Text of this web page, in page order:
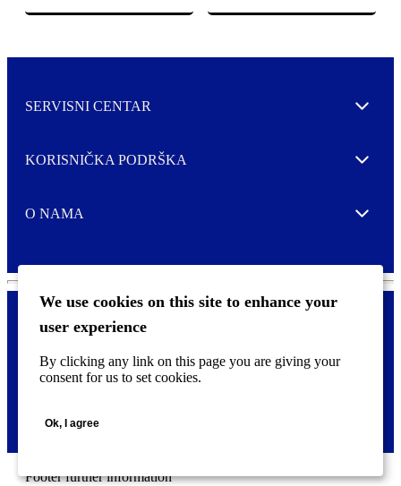
We use cookies on this site to enhance your
user experience
By clicking any link on this page you are giving your
consent for us to set cookies.
Ok, I agree
SERVISNI CENTAR Expand
KORISNIČKA PODRŠKA Expand
O NAMA Expand
o
n
Pravne i tzv. Cookie obavijesti
Footer further information